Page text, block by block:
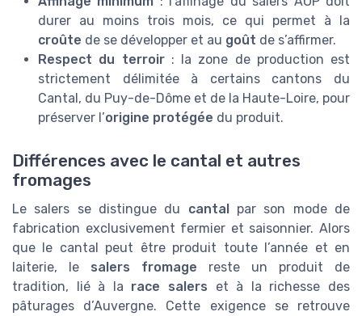
durer au moins trois mois, ce qui permet à la
croûte de se développer et au goût de s’affirmer.
Respect du terroir: la zone de production est
strictement délimitée à certains cantons du
Cantal, du Puy-de-Dôme et de la Haute-Loire, pour
préserver l’origine protégée du produit.
Différences avec le cantal et autres
fromages
Le salers se distingue du cantalpar son mode de
fabrication exclusivement fermier et saisonnier. Alors
que le cantal peut être produit toute l’année et en
laiterie, le salers fromage reste un produit de
tradition, lié à la race salers et à la richesse des
pâturages d’Auvergne. Cette exigence se retrouve